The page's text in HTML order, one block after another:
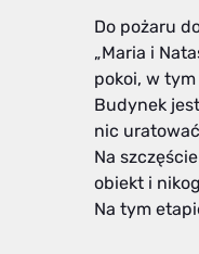
Do pożaru
„Maria i
pokoi, w
Budynek
nic
Na
obiekt i
Na tym